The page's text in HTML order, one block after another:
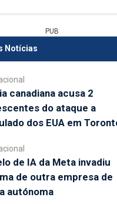
PUB
Notícias
canadiana acusa 2
do ataque a
dos EUA em
de IA da Meta invadiu
de outra empresa de
autónoma